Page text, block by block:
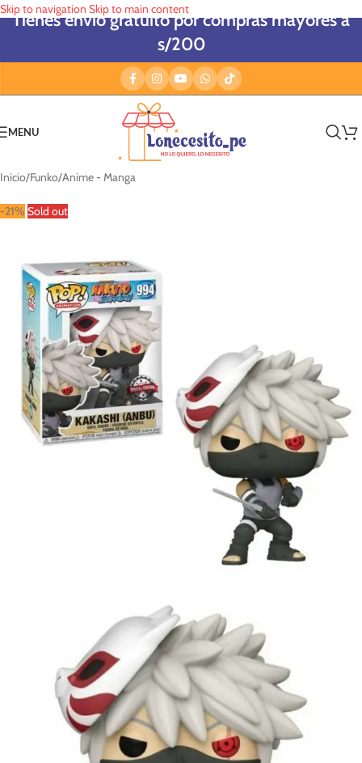
Skip to navigation Skip to main content
Tienes envío gratuito por compras mayores a
s/200
MENU
Inicio/Funko/Anime - Manga
-21% Sold out